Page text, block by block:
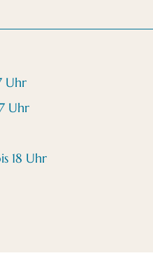
Uhr
Uhr
18 Uhr